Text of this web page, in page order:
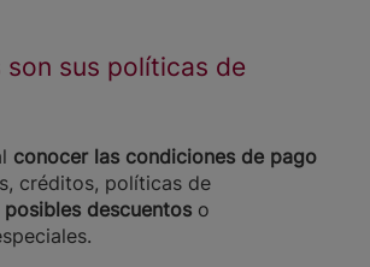
son sus políticas de
conocer las condiciones de pago
créditos, políticas de
posibles descuentos o